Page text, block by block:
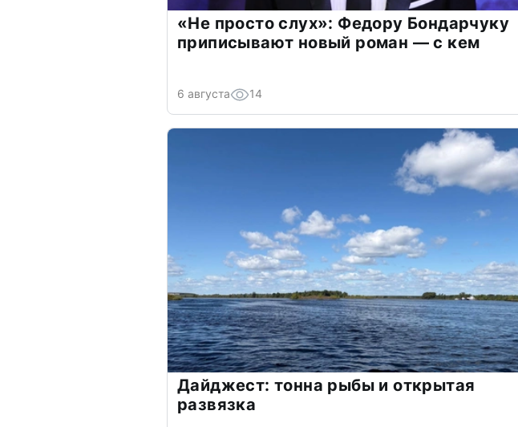
«Не просто слух»: Федору Бондарчуку
приписывают новый роман — с кем
6 августа 14
Дайджест: тонна рыбы и открытая
развязка